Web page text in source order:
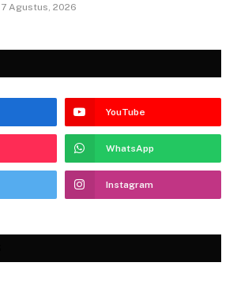
7 Agustus, 2026
YouTube
WhatsApp
Instagram